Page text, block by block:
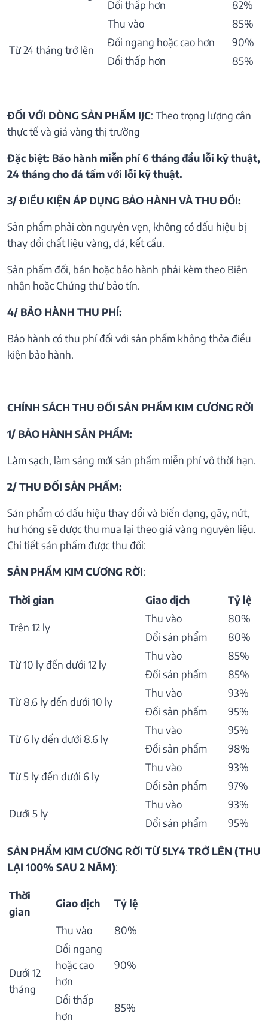
Đổi thấp hơn
82%
Từ 24 tháng trở lên
Thu vào
85%
Đổi ngang hoặc cao hơn
90%
Đổi thấp hơn
85%
ĐỐI VỚI DÒNG SẢN PHẨM IJC: Theo trọng lượng cân
thực tế và giá vàng thị trường
Đặc biệt: Bảo hành miễn phí 6 tháng đầu lỗi kỹ thuật,
24 tháng cho đá tấm với lỗi kỹ thuật.
3/ ĐIỀU KIỆN ÁP DỤNG BẢO HÀNH VÀ THU ĐỒI:
Sản phẩm phải còn nguyên vẹn, không có dấu hiệu bị
thay đổi chất liệu vàng, đá, kết cấu.
Sản phẩm đổi, bán hoặc bảo hành phải kèm theo Biên
nhận hoặc Chứng thư bảo tín.
4/ BẢO HÀNH THU PHÍ:
Bảo hành có thu phí đối với sản phẩm không thỏa điều
kiện bảo hành.
CHÍNH SÁCH THU ĐỔI SẢN PHẦM KIM CƯƠNG RỜI
1/ BẢO HÀNH SẢN PHẨM:
Làm sạch, làm sáng mới sản phẩm miễn phí vô thời hạn.
2/ THU ĐỔI SẢN PHẨM:
Sản phẩm có dấu hiệu thay đổi và biến dạng, gãy, nứt,
hư hỏng sẽ được thu mua lại theo giá vàng nguyên liệu.
Chi tiết sản phẩm được thu đổi:
SẢN PHẨM KIM CƯƠNG RỜI:
Thời gian Giao dịch Tỷ lệ
Trên 12 ly
Thu vào
80%
Đổi sản phẩm
80%
Từ 10 ly đến dưới 12 ly
Thu vào
85%
Đổi sản phẩm
85%
Từ 8.6 ly đến dưới 10 ly
Thu vào
93%
Đổi sản phẩm
95%
Từ 6 ly đến dưới 8.6 ly
Thu vào
95%
Đổi sản phẩm
98%
Từ 5 ly đến dưới 6 ly
Thu vào
93%
Đổi sản phẩm
97%
Dưới 5 ly
Thu vào
93%
Đổi sản phẩm
95%
SẢN PHẨM KIM CƯƠNG RỜI TỪ 5LY4 TRỞ LÊN (THU
LẠI 100% SAU 2 NĂM):
Thời
gian
Giao dịch Tỷ lệ
Dưới 12
tháng
Thu vào
80%
Đổi ngang
hoặc cao
hơn
90%
Đổi thấp
hơn
85%